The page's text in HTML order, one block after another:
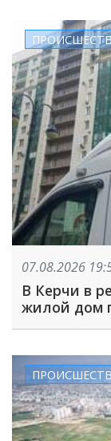
07.08.2026
В Керчи в
жилой дом